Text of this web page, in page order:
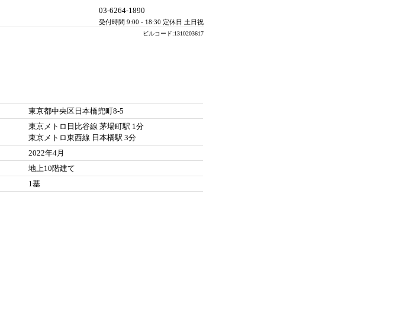
03-6264-1890
受付時間 9:00 - 18:30 定休日 土日祝
ビルコード:1310203617
東京都中央区日本橋兜町8-5
東京メトロ日比谷線 茅場町駅 1分
東京メトロ東西線 日本橋駅 3分
2022年4月
地上10階建て
1基